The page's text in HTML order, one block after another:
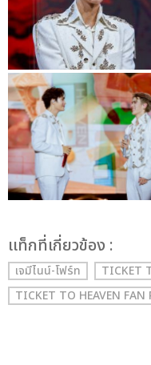
เเท็กที่เกี่ยวข้อง :
เจมีไนน์-โฟร์ท
TICKET
TICKET TO HEAVEN FAN